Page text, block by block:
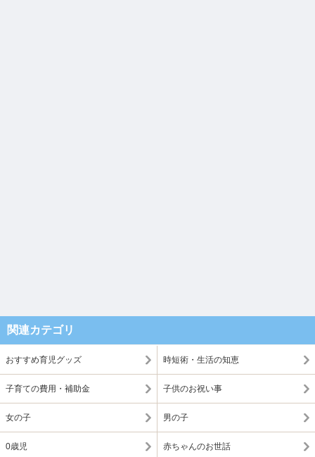
関連カテゴリ
おすすめ育児グッズ 時短術・生活の知恵
子育ての費用・補助金 子供のお祝い事
女の子 男の子
0歳児 赤ちゃんのお世話